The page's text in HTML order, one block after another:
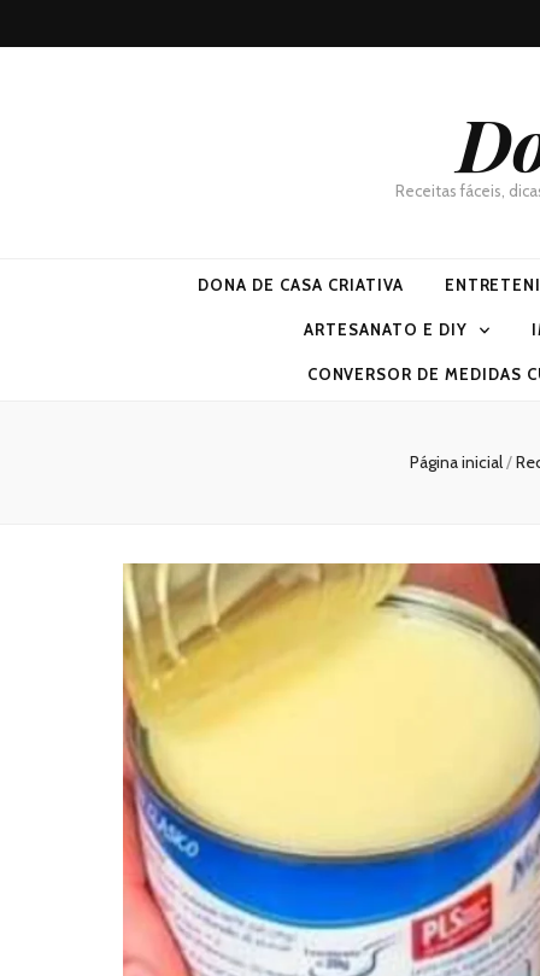
Receitas fáceis,
DONA DE CASA CRIATIVA
ARTESANATO E DIY
CONVERSOR DE MEDIDAS
Página inicial/